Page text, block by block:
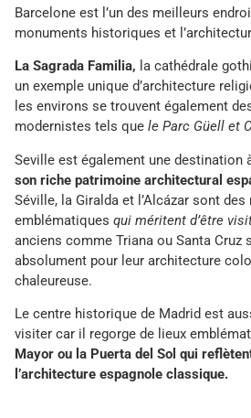
Barcelone est l’un des meilleurs
monuments historiques et
La Sagrada Familia, la cathédrale
un exemple unique d’architecture
les environs se trouvent également
modernistes tels que le Parc Güell et
Seville est également une destination
son riche patrimoine architectural
Séville, la Giralda et l’Alcázar sont
emblématiques qui méritent d’être
anciens comme Triana ou Santa Cruz
absolument pour leur architecture
chaleureuse.
Le centre historique de Madrid est
visiter car il regorge de lieux
Mayor ou la Puerta del Sol qui
l’architecture espagnole classique.